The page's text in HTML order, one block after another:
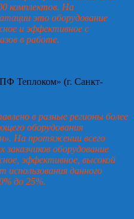
комплектов. На
это оборудование
и эффективное с
в работе.
Теплоком» (г. Санкт-
в разные регионы более
оборудования
На протяжении всего
заказчиков оборудование
эффективное, высокой
данного
до 25%.